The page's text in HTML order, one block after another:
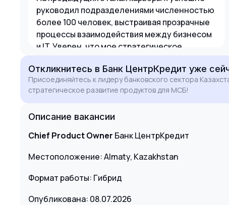
руководил подразделениями численностью
более 100 человек, выстраивая прозрачные
процессы взаимодействия между бизнесом
и IT. Уверен, что мое стратегическое
поможет Банку ЦентрКредит укрепить свои
позиции на рынке и внедрить
инновационные продуктовые решения.
Откликнитесь в Банк ЦентрКредит уже
Присоединяйтесь к лидеру банковского сектора
стратегическое развитие продуктов для МСБ!
Описание вакансии
Chief Product Owner Банк ЦентрКредит
Местоположение: Almaty, Kazakhstan
Формат работы: Гибрид
Опубликована: 08.07.2026